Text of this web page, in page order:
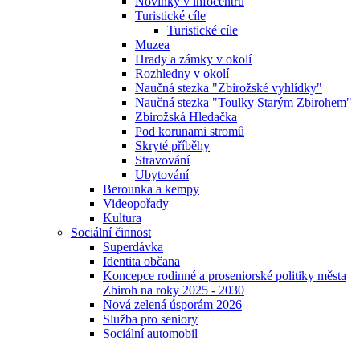
Turistické cíle
Turistické cíle
Muzea
Hrady a zámky v okolí
Rozhledny v okolí
Naučná stezka "Zbirožské vyhlídky"
Naučná stezka "Toulky Starým Zbirohem"
Zbirožská Hledačka
Pod korunami stromů
Skryté příběhy
Stravování
Ubytování
Berounka a kempy
Videopořady
Kultura
Sociální činnost
Superdávka
Identita občana
Koncepce rodinné a proseniorské politiky města
Zbiroh na roky 2025 - 2030
Nová zelená úsporám 2026
Služba pro seniory
Sociální automobil